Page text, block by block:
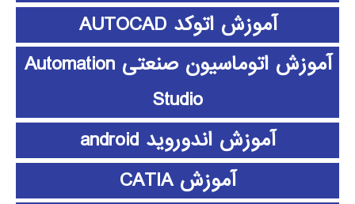
آموزش اتوکد AUTOCAD
آموزش اتوماسیون صنعتی Automation
Studio
آموزش اندوروید android
آموزش CATIA